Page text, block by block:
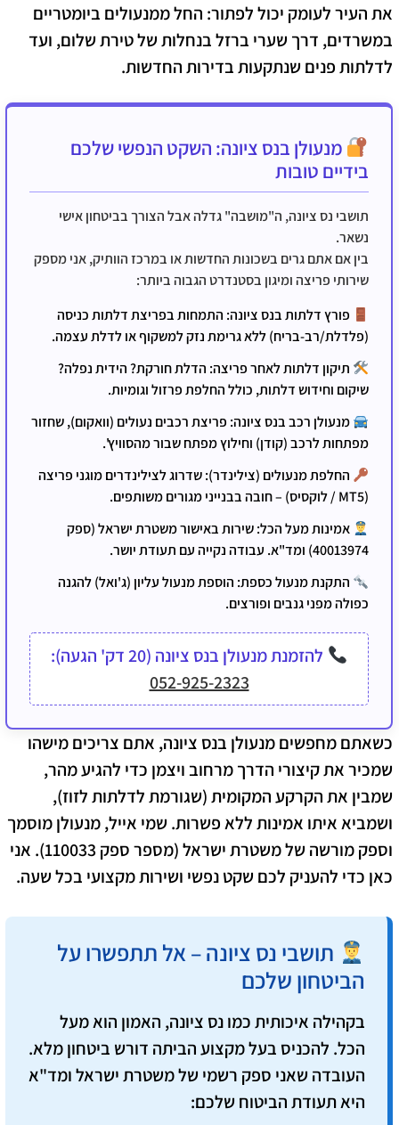
את העיר לעומק יכול לפתור: החל ממנעולים ביומטריים
במשרדים, דרך שערי ברזל בנחלות שלטירת שלום, ועד
לדלתות פנים שנתקעות בדירות החדשות.
מנעולן בנס ציונה: השקט הנפשי שלכם
בידיים טובות
תושבי נס ציונה, ה"מושבה" גדלה אבל הצורך בביטחון אישי
נשאר.
בין אם אתם גרים בשכונות החדשות או במרכז הוותיק, אני מספק
שירותי פריצה ומיגון בסטנדרט הגבוה ביותר:
פורץ דלתות בנס ציונה: התמחות בפריצת דלתות כניסה
(פלדלת/רב-בריח) ללא גרימת נזק למשקוף או לדלת עצמה.
תיקון דלתות לאחר פריצה: הדלת חורקת? הידית נפלה?
שיקום וחידוש דלתות, כולל החלפת פרזול וגומיות.
מנעולן רכב בנס ציונה: פריצת רכבים נעולים (וואקום), שחזור
מפתחות לרכב (קודן) וחילוץ מפתח שבור מהסוויץ'.
החלפת מנעולים (צילינדר):שדרוג לצילינדרים מוגני פריצה
(MT5 / לוקסיס) – חובה בבנייני מגורים משותפים.
אמינות מעל הכל:שירות באישור משטרת ישראל (ספק
40013974) ומד"א. עבודה נקייה עם תעודת יושר.
התקנת מנעול כספת: הוספת מנעול עליון (ג'ואל) להגנה
כפולה מפני גנבים ופורצים.
להזמנת מנעולן בנס ציונה (20 דק' הגעה):
052-925-2323
כשאתם מחפשיםמנעולן בנס ציונה, אתם צריכים מישהו
שמכיר את קיצורי הדרך מרחוב ויצמן כדי להגיע מהר,
שמבין את הקרקע המקומית (שגורמת לדלתות לזוז),
ושמביא איתו אמינות ללא פשרות. שמי אייל, מנעולן מוסמך
וספק מורשה שלמשטרת ישראל
(מספר ספק 110033). אני
כאן כדי להעניק לכם שקט נפשי ושירות מקצועי בכל שעה.
תושבי נס ציונה – אל תתפשרו על
הביטחון שלכם
בקהילה איכותית כמו נס ציונה, האמון הוא מעל
הכל. להכניס בעל מקצוע הביתה דורש ביטחון מלא.
העובדה שאני ספק רשמי של משטרת ישראל ומד"א
היא תעודת הביטוח שלכם: